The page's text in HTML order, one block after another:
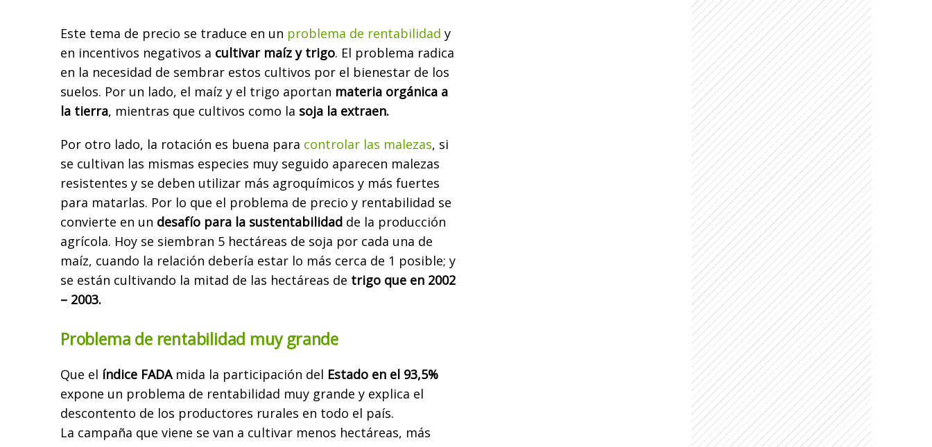
Este tema de precio se traduce en un problema de rentabilidad y
en incentivos negativos a cultivar maíz y trigo. El problema radica
en la necesidad de sembrar estos cultivos por el bienestar de los
suelos. Por un lado, el maíz y el trigo aportan materia orgánica a
la tierra, mientras que cultivos como la soja la extraen.
Por otro lado, la rotación es buena para controlar las malezas, si
se cultivan las mismas especies muy seguido aparecen malezas
resistentes y se deben utilizar más agroquímicos y más fuertes
para matarlas. Por lo que el problema de precio y rentabilidad se
convierte en un desafío para la sustentabilidad de la producción
agrícola. Hoy se siembran 5 hectáreas de soja por cada una de
maíz, cuando la relación debería estar lo más cerca de 1 posible; y
se están cultivando la mitad de las hectáreas de trigo que en 2002
– 2003.
Problema de rentabilidad muy grande
Que el índice FADAmida la participación del Estado en el 93,5%
expone un problema de rentabilidad muy grande y explica el
descontento de los productores rurales en todo el país.
La campaña que viene se van a cultivar menos hectáreas, más